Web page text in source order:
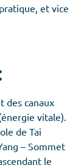
et vice
des canaux
vitale).
de Tai
– Sommet
le